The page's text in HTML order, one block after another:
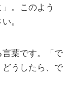
。このよう
。
葉です。「で
うしたら、で